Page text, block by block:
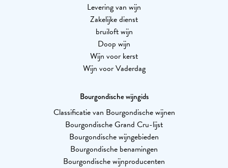
Levering van wijn
Zakelijke dienst
bruiloft wijn
Doop wijn
Wijn voor kerst
Wijn voor Vaderdag
Bourgondische wijngids
Classificatie van Bourgondische wijnen
Bourgondische Grand Cru-lijst
Bourgondische wijngebieden
Bourgondische benamingen
Bourgondische wijnproducenten